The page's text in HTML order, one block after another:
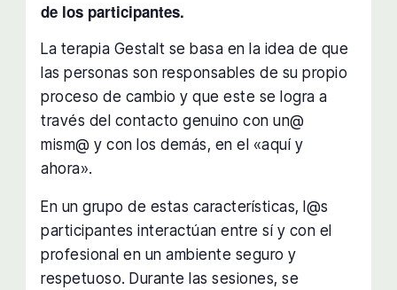
de los participantes.
La terapia Gestalt se basa en la idea de que
las personas son responsables de su propio
proceso de cambio y que este se logra a
través del contacto genuino con un@
mism@ y con los demás, en el «aquí y
ahora».
En un grupo de estas características, l@s
participantes interactúan entre sí y con el
profesional en un ambiente seguro y
respetuoso. Durante las sesiones, se